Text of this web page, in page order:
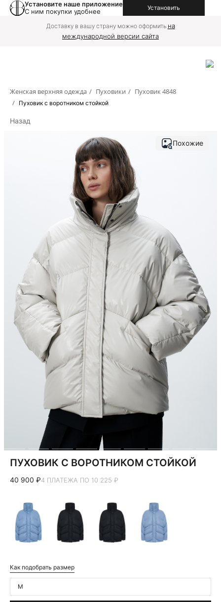
Установите наше приложение
С ним покупки удобнее
Установить
Доставку в вашу страну можно оформить на
международной версии сайта
Женская верхняя одежда / Пуховики / Пуховик 4848
/ Пуховик с воротником стойкой
Назад
Похожие
ПУХОВИК С ВОРОТНИКОМ СТОЙКОЙ
40 900 ₽4 ПЛАТЕЖА ПО 10 225 ₽
Как подобрать размер
M